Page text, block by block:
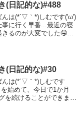
(日記的な)#488
んは(*´▽｀*)しむです('ω')
事に行く早番...最近の寝
るのが大変でした🤤仕
(日記的な)#30
んは(*´▽｀*)しむです
始めて、今日で1か月
を続けることができまし